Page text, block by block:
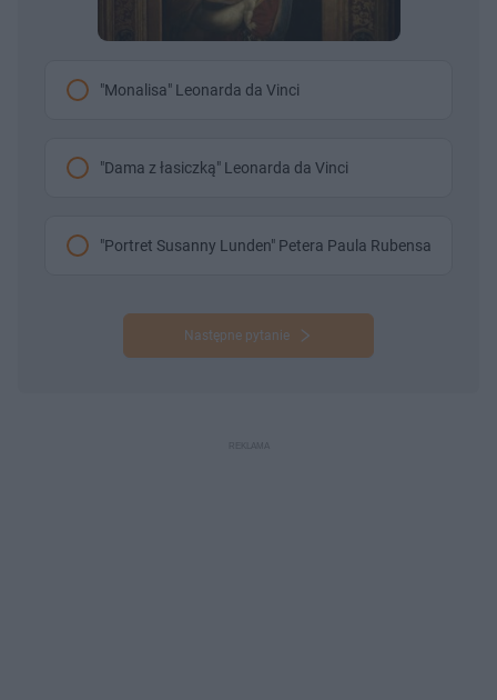
"Monalisa" Leonarda da Vinci
"Dama z łasiczką" Leonarda da Vinci
"Portret Susanny Lunden" Petera Paula Rubensa
Następne pytanie